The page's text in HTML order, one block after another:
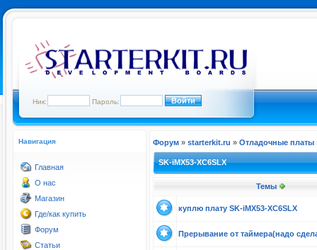
Ник: Пароль:
Навигация
Главная
О нас
Магазин
Где/как купить
Форум
Статьи
Форум » starterkit.ru » Отладочные платы
SK-iMX53-XC6SLX
Темы
куплю плату SK-iMX53-XC6SLX
Прерывание от таймера(надо